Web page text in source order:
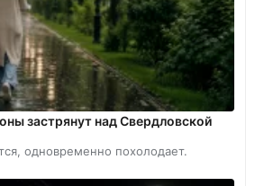
застрянут над Свердловской
одновременно похолодает.